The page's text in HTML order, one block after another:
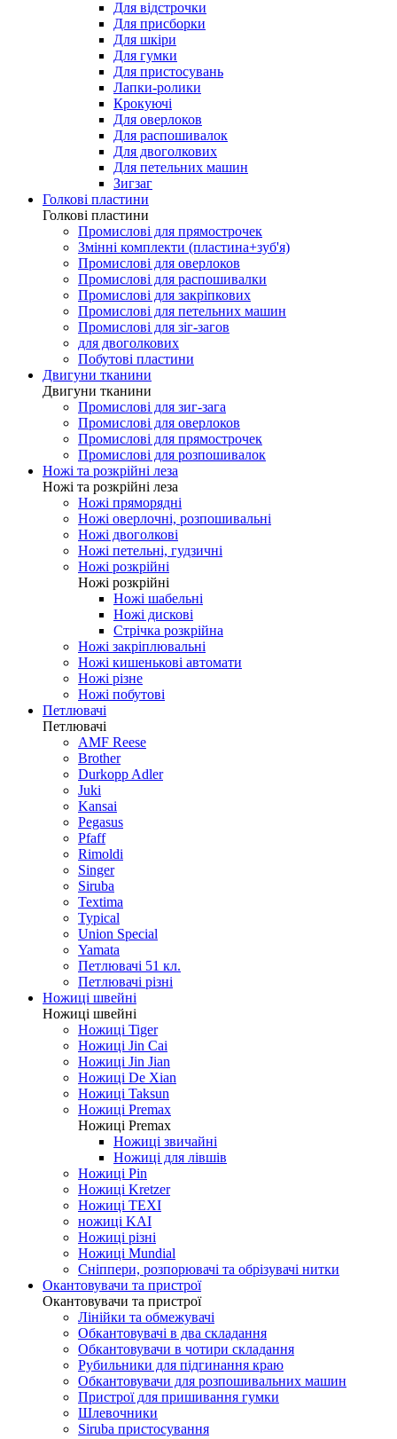
Для відстрочки
Для присборки
Для шкіри
Для гумки
Для пристосувань
Лапки-ролики
Крокуючі
Для оверлоков
Для распошивалок
Для двоголкових
Для петельних машин
Зигзаг
Голкові пластини
Голкові пластини
Промислові для прямострочек
Змінні комплекти (пластина+зуб'я)
Промислові для оверлоков
Промислові для распошивалки
Промислові для закріпкових
Промислові для петельних машин
Промислові для зіг-загов
для двоголкових
Побутові пластини
Двигуни тканини
Двигуни тканини
Промислові для зиг-зага
Промислові для оверлоков
Промислові для прямострочек
Промислові для розпошивалок
Ножі та розкрійні леза
Ножі та розкрійні леза
Ножі пряморядні
Ножі оверлочні, розпошивальні
Ножі двоголкові
Ножі петельні, гудзичні
Ножі розкрійні
Ножі розкрійні
Ножі шабельні
Ножі дискові
Стрічка розкрійна
Ножі закріплювальні
Ножі кишенькові автомати
Ножі різне
Ножі побутові
Петлювачі
Петлювачі
AMF Reese
Brother
Durkopp Adler
Juki
Kansai
Pegasus
Pfaff
Rimoldi
Singer
Siruba
Textima
Typical
Union Special
Yamata
Петлювачі 51 кл.
Петлювачі різні
Ножиці швейні
Ножиці швейні
Ножиці Tiger
Ножиці Jin Cai
Ножиці Jin Jian
Ножиці De Xian
Ножиці Taksun
Ножиці Premax
Ножиці Premax
Ножиці звичайні
Ножиці для лівшів
Ножиці Pin
Ножиці Kretzer
Ножиці TEXI
ножиці KAI
Ножиці різні
Ножиці Mundial
Сніппери, розпорювачі та обрізувачі нитки
Окантовувачи та пристрої
Окантовувачи та пристрої
Лінійки та обмежувачі
Обкантовувачі в два складання
Обкантовувачи в чотири складання
Рубильники для підгинання краю
Обкантовувачи для розпошивальних машин
Пристрої для пришивання гумки
Шлевочники
Siruba пристосування